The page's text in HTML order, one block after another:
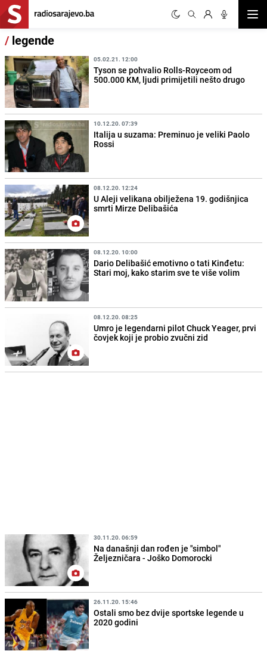
/ legende
05.02.21. 12:00
Tyson se pohvalio Rolls-Royceom od
500.000 KM, ljudi primijetili nešto drugo
10.12.20. 07:39
Italija u suzama: Preminuo je veliki Paolo
Rossi
08.12.20. 12:24
U Aleji velikana obilježena 19. godišnjica
smrti Mirze Delibašića
08.12.20. 10:00
Dario Delibašić emotivno o tati Kinđetu:
Stari moj, kako starim sve te više volim
08.12.20. 08:25
Umro je legendarni pilot Chuck Yeager, prvi
čovjek koji je probio zvučni zid
30.11.20. 06:59
Na današnji dan rođen je "simbol"
Željezničara - Joško Domorocki
26.11.20. 15:46
Ostali smo bez dvije sportske legende u
2020 godini